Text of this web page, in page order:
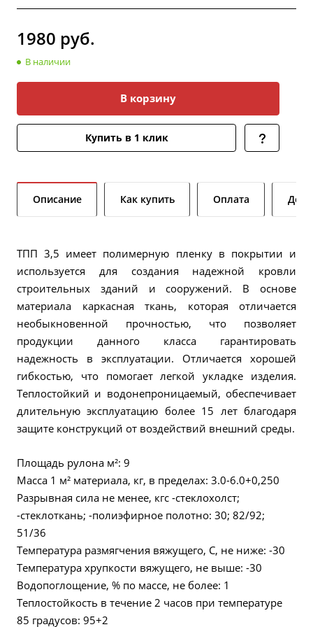
1980 руб.
В наличии
В корзину
Купить в 1 клик
Описание Как купить Оплата
ТПП 3,5 имеет полимерную пленку в покрытии и
используется для создания надежной кровли
строительных зданий и сооружений. В основе
материала каркасная ткань, которая отличается
необыкновенной прочностью, что позволяет
продукции данного класса гарантировать
надежность в эксплуатации. Отличается хорошей
гибкостью, что помогает легкой укладке изделия.
Теплостойкий и водонепроницаемый, обеспечивает
длительную эксплуатацию более 15 лет благодаря
защите конструкций от воздействий внешний среды.
Площадь рулона м²: 9
Масса 1 м² материала, кг, в пределах: 3.0-6.0+0,250
Разрывная сила не менее, кгс -стеклохолст;
-стеклоткань; -полиэфирное полотно: 30; 82/92;
51/36
Температура размягчения вяжущего, С, не ниже: -30
Температура хрупкости вяжущего, не выше: -30
Водопоглощение, % по массе, не более: 1
Теплостойкость в течение 2 часов при температуре
85 градусов: 95+2